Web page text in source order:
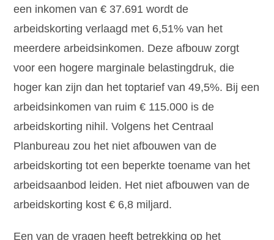
een inkomen van € 37.691 wordt de
arbeidskorting verlaagd met 6,51% van het
meerdere arbeidsinkomen. Deze afbouw zorgt
voor een hogere marginale belastingdruk, die
hoger kan zijn dan het toptarief van 49,5%. Bij een
arbeidsinkomen van ruim € 115.000 is de
arbeidskorting nihil. Volgens het Centraal
Planbureau zou het niet afbouwen van de
arbeidskorting tot een beperkte toename van het
arbeidsaanbod leiden. Het niet afbouwen van de
arbeidskorting kost € 6,8 miljard.
Een van de vragen heeft betrekking op het